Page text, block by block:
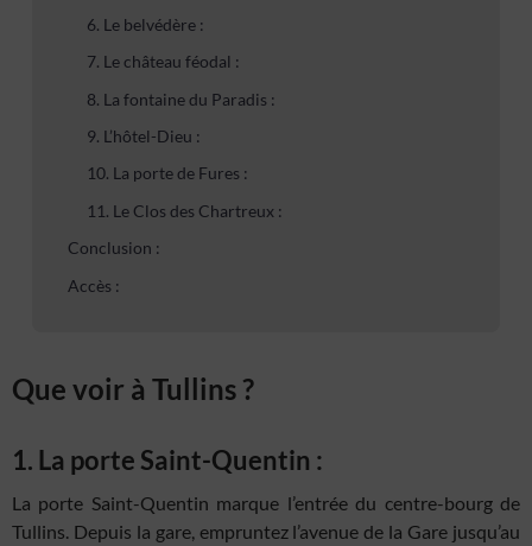
6. Le belvédère :
7. Le château féodal :
8. La fontaine du Paradis :
9. L’hôtel-Dieu :
10. La porte de Fures :
11. Le Clos des Chartreux :
Conclusion :
Accès :
Que voir à Tullins ?
1. La porte Saint-Quentin :
La porte Saint-Quentin marque l’entrée du centre-bourg de
Tullins. Depuis la gare, empruntez l’avenue de la Gare jusqu’au